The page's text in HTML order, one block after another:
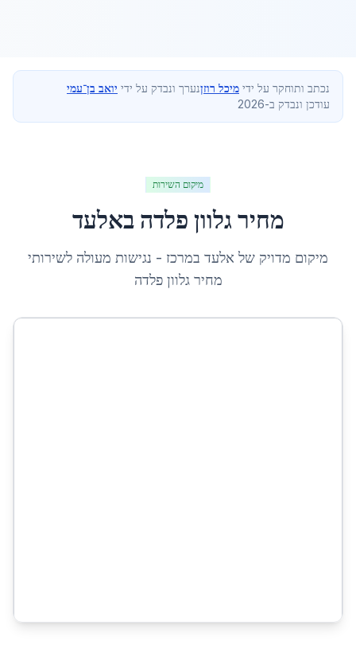
נכתב ותוחקר על ידי מיכל רוזןנערך ונבדק על ידי יואב בן־עמי
עודכן ונבדק ב-2026
מיקום השירות
מחיר גלוון פלדה באלעד
מיקום מדויק של אלעד במרכז - נגישות מעולה לשירותי
מחיר גלוון פלדה